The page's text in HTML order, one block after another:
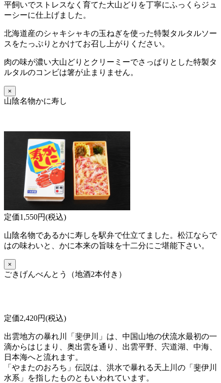
平飼いでストレスなく育てた大山どりを丁寧にふっくらジュ
ーシーに仕上げました。
北海道産のシャキシャキの玉ねぎを使った特製タルタルソー
スをたっぷりとかけてお召し上がりください。
肉の味が濃い大山どりとクリーミーでさっぱりとした特製タ
ルタルのコンビは箸が止まりません。
×
山陰名物かに寿し
定価1,550円(税込)
山陰名物であるかに寿しを駅弁で仕立てました。松江ならで
はの味わいと、かに本来の旨味を十二分にご堪能下さい。
×
ごきげんべんとう（地酒2本付き）
定価2,420円(税込)
出雲地方の暴れ川「斐伊川」は、中国山地の伏流水最初の一
滴からはじまり、奥出雲を通り、出雲平野、宍道湖、中海、
日本海へと流れます。
「やまたのおろち」伝説は、洪水で暴れる天上川の「斐伊川
水系」を指したものともいわれています。